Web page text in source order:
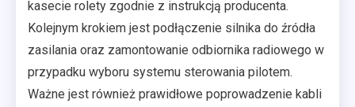
kasecie rolety zgodnie z instrukcją producenta.
Kolejnym krokiem jest podłączenie silnika do źródła
zasilania oraz zamontowanie odbiornika radiowego w
przypadku wyboru systemu sterowania pilotem.
Ważne jest również prawidłowe poprowadzenie kabli